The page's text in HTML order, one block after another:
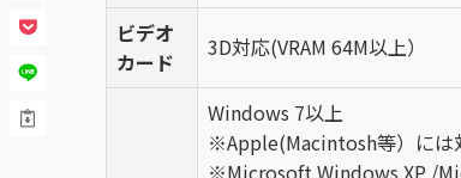
ビデオ
カード
3D対応(VRAM 64M以上）
Windows 7以上
※Apple(Macintosh等）には
※Microsoft Windows XP /